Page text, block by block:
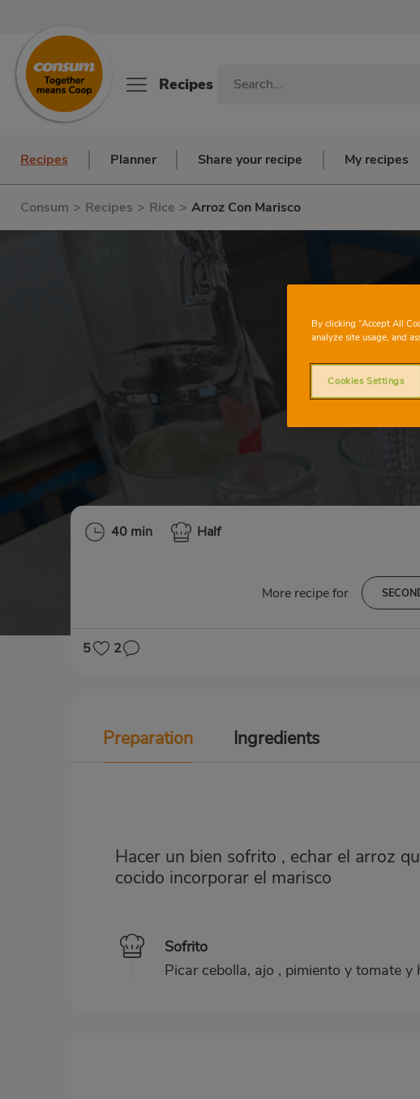
Recipes
Recipes Planner Share your recipe My recipes
Consum > Recipes > Rice > Arroz Con Marisco
40 min Half
More recipe for
5 2
Preparation Ingredients
Hacer un bien sofrito , echar el arroz
cocido incorporar el marisco
Sofrito
Picar cebolla, ajo , pimiento y tomate
By clicking “Accept All
analyze site usage, and
Cookies Settings